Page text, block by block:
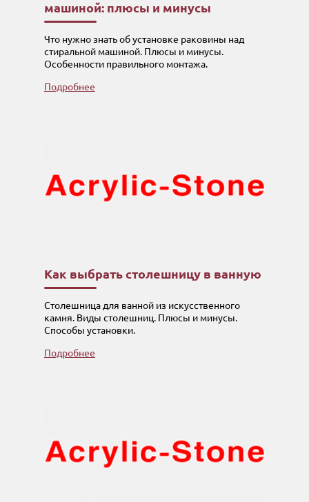
машиной: плюсы и минусы
Что нужно знать об установке раковины над
стиральной машиной. Плюсы и минусы.
Особенности правильного монтажа.
Подробнее
Как выбрать столешницу в ванную
Столешница для ванной из искусственного
камня. Виды столешниц. Плюсы и минусы.
Способы установки.
Подробнее